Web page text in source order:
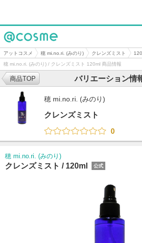
@cosme
アットコスメ 穂 mi.no.ri. (みのり) クレンズミスト
穂 mi.no.ri. (みのり) / クレンズミスト 120ml 商品情報
バリエーション情
商品TOP
穂 mi.no.ri. (みのり)
クレンズミスト
0
穂 mi.no.ri. (みのり)
クレンズミスト / 120ml 公式